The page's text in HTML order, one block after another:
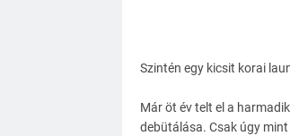
Szintén egy kicsit korai
Már öt év telt el a
debütálása. Csak úgy